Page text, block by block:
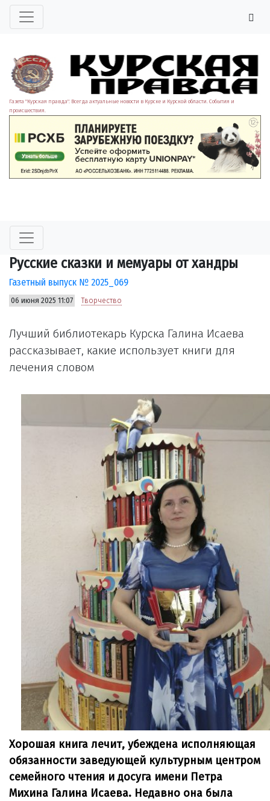
Газета "Курская правда". Всегда актуальные новости в Курске и Курской области. События и
происшествия.
Русские сказки и мемуары от хандры
Газетный выпуск № 2025_069
06 июня 2025 11:07 Творчество
Лучший библиотекарь Курска Галина Исаева
рассказывает, какие использует книги для
лечения словом
Хорошая книга лечит, убеждена исполняющая
обязанности заведующей культурным центром
семейного чтения и досуга имени Петра
Михина Галина Исаева. Недавно она была